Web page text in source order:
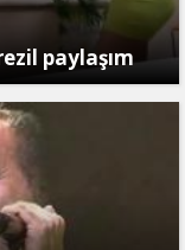
paylaşım